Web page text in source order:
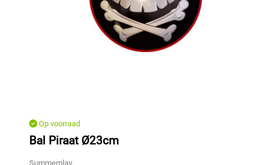
Op voorraad
Bal Piraat Ø23cm
Summerplay